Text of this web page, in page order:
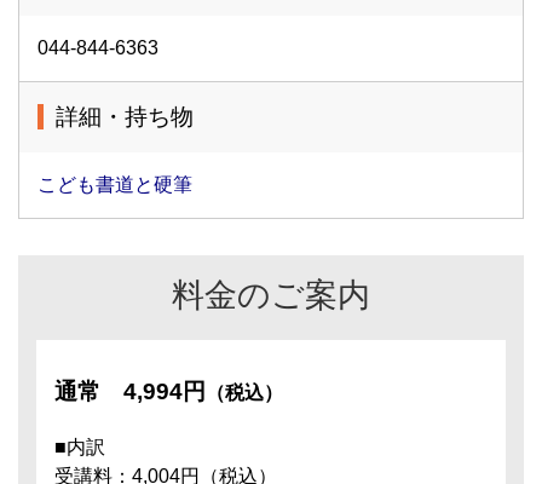
044-844-6363
詳細・持ち物
こども書道と硬筆
料金のご案内
通常 4,994円 （税込）
■内訳
受講料：4,004円（税込）